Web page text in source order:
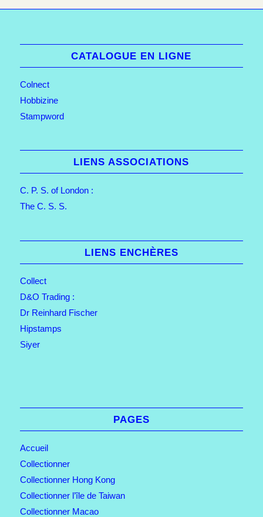
CATALOGUE EN LIGNE
Colnect
Hobbizine
Stampword
LIENS ASSOCIATIONS
C. P. S. of London :
The C. S. S.
LIENS ENCHÈRES
Collect
D&O Trading :
Dr Reinhard Fischer
Hipstamps
Siyer
PAGES
Accueil
Collectionner
Collectionner Hong Kong
Collectionner l’île de Taiwan
Collectionner Macao